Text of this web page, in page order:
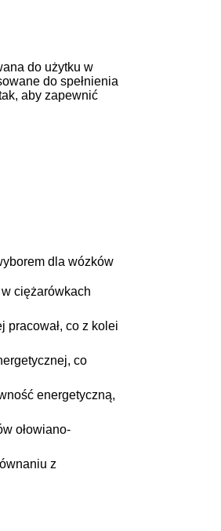
do użytku w
do spełnienia
aby zapewnić
dla wózków
ciężarówkach
pracował, co z kolei
co
energetyczną,
ołowiano-
z